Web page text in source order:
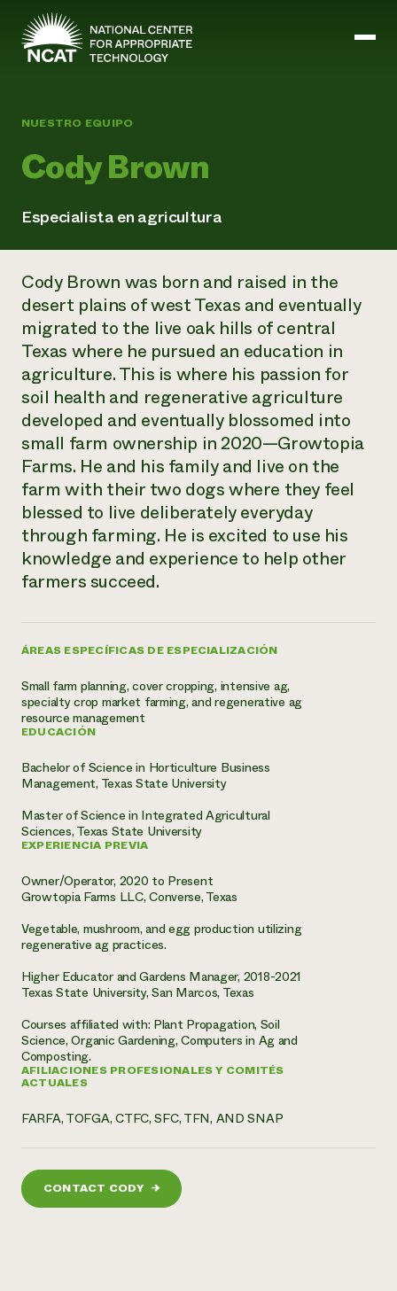
Ir al contenido principal
Misión y visión
Historia
Personal
Regiones
Consejo de Administración
Carreras profesionales
Informes anuales y financieros
Historias de impacto
Informe de
impacto 2024
LEER EL INFORME
ATTRA
Abundante Ogallala
Biochar Policy Project
Tierra para el agua
Programa de transición a la asociación orgánica
Programa de mejora de la calidad de la lana
Armados para cultivar
Latinos en la agricultura
Sistemas alimentarios locales
Agricultura urbana
Las mujeres en la agricultura
Evento anual de reciclaje de productos electrónicos
Servicios energéticos residenciales
Centro de intercambio de información AgriSolar
Cultivos
Energía, herramientas y equipos agrícolas
Métodos agrícolas y ganaderos
Ganadería
Marketing
Agricultura y ganadería ecológicas
Suelo y agua
Blog
Podcasts
Publicaciones
Cursos cortos
Vídeos
Internship Hub
Buscar prácticas
directa de
Formación "Armed to Farm
Calendario de actos
Asociaciones empresariales
Donar
Donaciones planificadas
Boletín
Consultas de los medios de comunicación
Todos
contribuyen a la
resiliencia de la
comunidad.
DONAR AHORA
NUESTRO EQUIPO
Cody Brown
Especialista en agricultura
ÁREAS ESPECÍFICAS DE ESPECIALIZACIÓN
Small farm planning, cover cropping, intensive ag,
specialty crop market farming, and regenerative ag
resource management
EDUCACIÓN
Bachelor of Science in Horticulture Business
Management, Texas State University
Master of Science in Integrated Agricultural
Sciences, Texas State University
EXPERIENCIA PREVIA
Owner/Operator, 2020 to Present
Growtopia Farms LLC, Converse, Texas
Vegetable, mushroom, and egg production utilizing
regenerative ag practices.
Higher Educator and Gardens Manager, 2018-2021
Texas State University, San Marcos, Texas
Courses affiliated with: Plant Propagation, Soil
Science, Organic Gardening, Computers in Ag and
Composting.
AFILIACIONES PROFESIONALES Y COMITÉS
ACTUALES
FARFA, TOFGA, CTFC, SFC, TFN, AND SNAP
CONTACT CODY →
Cody Brown was born and raised in the
desert plains of west Texas and eventually
migrated to the live oak hills of central
Texas where he pursued an education in
agriculture. This is where his passion for
soil health and regenerative agriculture
developed and eventually blossomed into
small farm ownership in 2020—Growtopia
Farms. He and his family and live on the
farm with their two dogs where they feel
blessed to live deliberately everyday
through farming. He is excited to use his
knowledge and experience to help other
farmers succeed.